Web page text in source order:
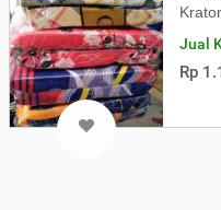
Jual
Rp